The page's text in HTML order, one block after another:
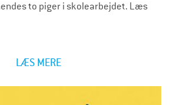
to piger i skolearbejdet. Læs
LÆS MERE